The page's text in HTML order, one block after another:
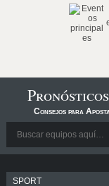
Consejos para